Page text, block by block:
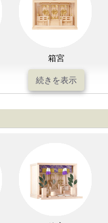
盆提灯1万円～2万円
箱宮
祖霊舎